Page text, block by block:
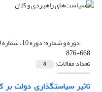
دوره و شماره:
668-876
تعداد مقالات: 8
تاثیر سیاستگذاری دولت بر